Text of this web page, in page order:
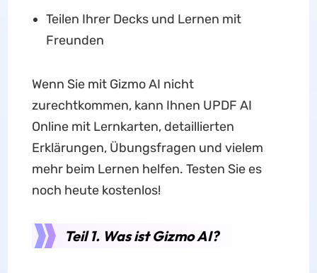
Teilen Ihrer Decks und Lernen mit
Freunden
Wenn Sie mit Gizmo AI nicht
zurechtkommen, kann Ihnen UPDF AI
Online mit Lernkarten, detaillierten
Erklärungen, Übungsfragen und vielem
mehr beim Lernen helfen. Testen Sie es
noch heute kostenlos!
Teil 1. Was ist Gizmo AI?